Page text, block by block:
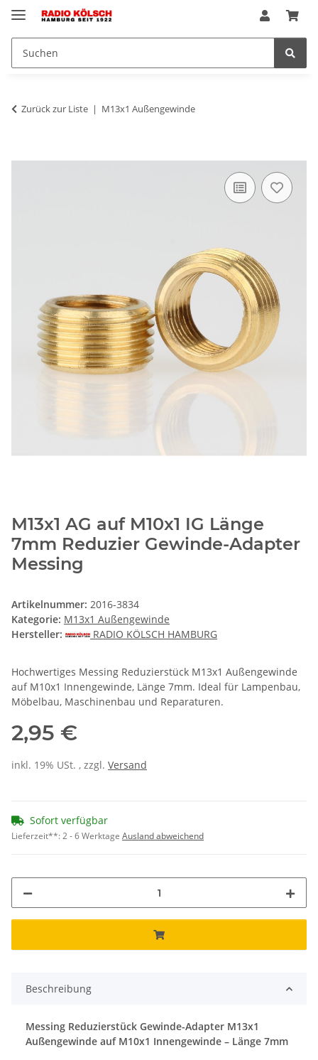
Zurück zur Liste M13x1 Außengewinde
M13x1 AG auf M10x1 IG Länge
7mm Reduzier Gewinde-Adapter
Messing
Artikelnummer: 2016-3834
Kategorie: M13x1 Außengewinde
Hersteller:
RADIO KÖLSCH HAMBURG
Hochwertiges Messing Reduzierstück M13x1 Außengewinde
auf M10x1 Innengewinde, Länge 7mm. Ideal für Lampenbau,
Möbelbau, Maschinenbau und Reparaturen.
2,95 €
inkl. 19% USt. , zzgl. Versand
Sofort verfügbar
Lieferzeit**:2 - 6 Werktage Ausland abweichend
Beschreibung
Messing Reduzierstück Gewinde-Adapter M13x1
Außengewinde auf M10x1 Innengewinde – Länge 7mm